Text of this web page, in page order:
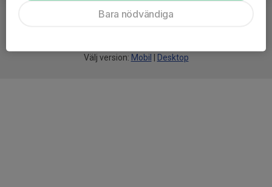
Välj version: Mobil Desktop
Bara nödvändiga